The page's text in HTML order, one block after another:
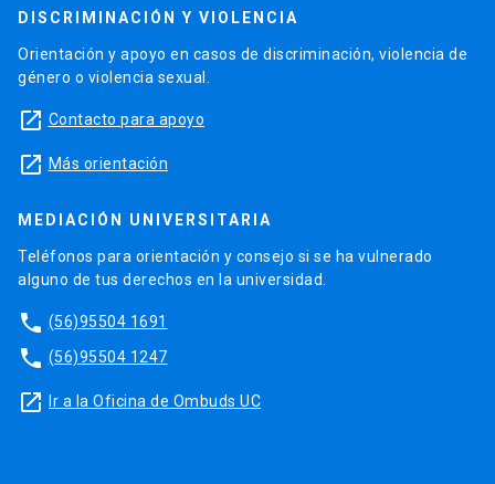
DISCRIMINACIÓN Y VIOLENCIA
Orientación y apoyo en casos de discriminación, violencia de
género o violencia sexual.
launch Contacto para apoyo
launch Más orientación
MEDIACIÓN UNIVERSITARIA
Teléfonos para orientación y consejo si se ha vulnerado
alguno de tus derechos en la universidad.
phone (56)95504 1691
phone (56)95504 1247
launch Ir a la Oficina de Ombuds UC